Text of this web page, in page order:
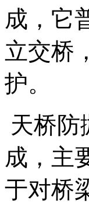
成，它
立交桥
护。
天桥防
成，主
于对桥